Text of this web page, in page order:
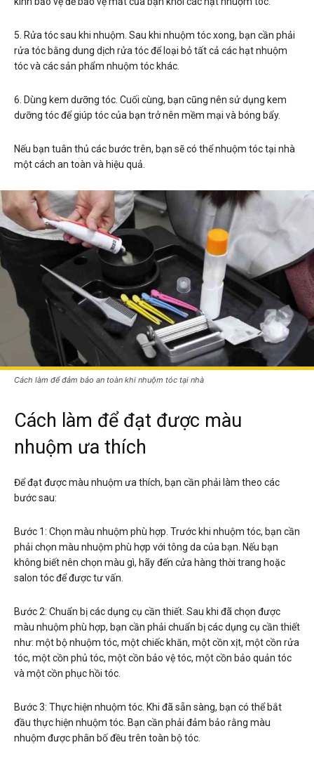
5. Rửa tóc sau khi nhuộm. Sau khi nhuộm tóc xong, bạn cần phải
rửa tóc bằng dung dịch rửa tóc để loại bỏ tất cả các hạt nhuộm
tóc và các sản phẩm nhuộm tóc khác.
6. Dùng kem dưỡng tóc. Cuối cùng, bạn cũng nên sử dụng kem
dưỡng tóc để giúp tóc của bạn trở nên mềm mại và bóng bẩy.
Nếu bạn tuân thủ các bước trên, bạn sẽ có thể nhuộm tóc tại nhà
một cách an toàn và hiệu quả.
Cách làm để đảm bảo an toàn khi nhuộm tóc tại nhà
Cách làm để đạt được màu
nhuộm ưa thích
Để đạt được màu nhuộm ưa thích, bạn cần phải làm theo các
bước sau:
Bước 1: Chọn màu nhuộm phù hợp. Trước khi nhuộm tóc, bạn cần
phải chọn màu nhuộm phù hợp với tông da của bạn. Nếu bạn
không biết nên chọn màu gì, hãy đến cửa hàng thời trang hoặc
salon tóc để được tư vấn.
Bước 2: Chuẩn bị các dụng cụ cần thiết. Sau khi đã chọn được
màu nhuộm phù hợp, bạn cần phải chuẩn bị các dụng cụ cần thiết
như: một bộ nhuộm tóc, một chiếc khăn, một cồn xịt, một cồn rửa
tóc, một cồn phủ tóc, một cồn bảo vệ tóc, một cồn bảo quản tóc
và một cồn phục hồi tóc.
Bước 3: Thực hiện nhuộm tóc. Khi đã sẵn sàng, bạn có thể bắt
đầu thực hiện nhuộm tóc. Bạn cần phải đảm bảo rằng màu
nhuộm được phân bố đều trên toàn bộ tóc.